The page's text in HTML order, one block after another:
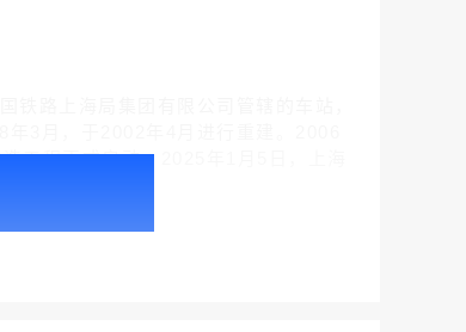
工程正式启动。2025年1月5日，上海